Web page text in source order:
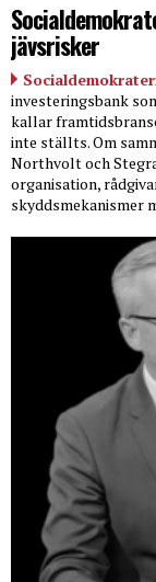
jävsrisker
investeringsbank
kallar
inte ställts. Om
Northvolt och
organisation,
skyddsmekanismer